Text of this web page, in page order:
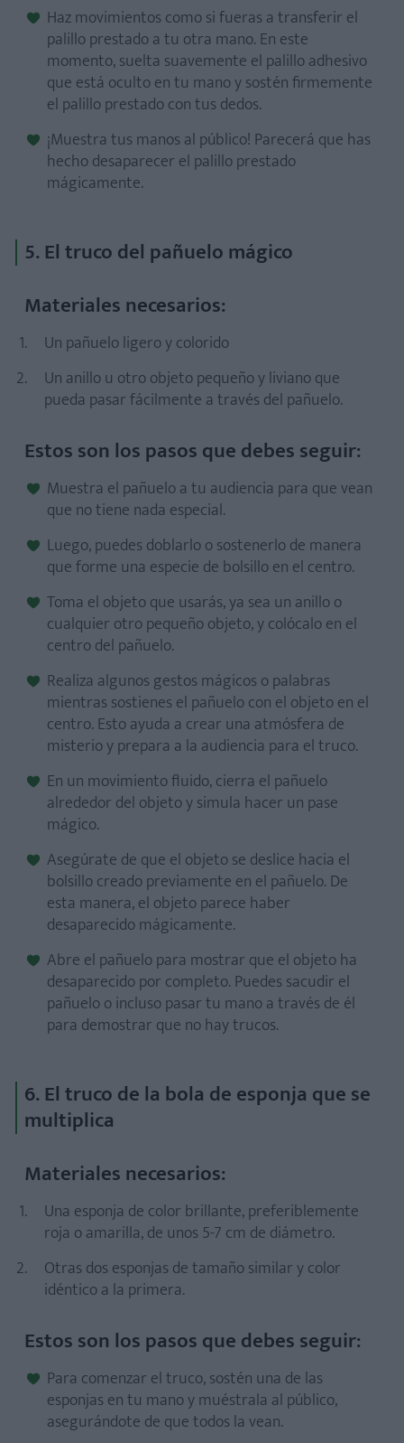
Haz movimientos como si fueras a transferir el
palillo prestado a tu otra mano. En este
momento, suelta suavemente el palillo adhesivo
que está oculto en tu mano y sostén firmemente
el palillo prestado con tus dedos.
¡Muestra tus manos al público! Parecerá que has
hecho desaparecer el palillo prestado
mágicamente.
5. El truco del pañuelo mágico
Materiales necesarios:
Un pañuelo ligero y colorido
Un anillo u otro objeto pequeño y liviano que
pueda pasar fácilmente a través del pañuelo.
Estos son los pasos que debes seguir:
Muestra el pañuelo a tu audiencia para que vean
que no tiene nada especial.
Luego, puedes doblarlo o sostenerlo de manera
que forme una especie de bolsillo en el centro.
Toma el objeto que usarás, ya sea un anillo o
cualquier otro pequeño objeto, y colócalo en el
centro del pañuelo.
Realiza algunos gestos mágicos o palabras
mientras sostienes el pañuelo con el objeto en el
centro. Esto ayuda a crear una atmósfera de
misterio y prepara a la audiencia para el truco.
En un movimiento fluido, cierra el pañuelo
alrededor del objeto y simula hacer un pase
mágico.
Asegúrate de que el objeto se deslice hacia el
bolsillo creado previamente en el pañuelo. De
esta manera, el objeto parece haber
desaparecido mágicamente.
Abre el pañuelo para mostrar que el objeto ha
desaparecido por completo. Puedes sacudir el
pañuelo o incluso pasar tu mano a través de él
para demostrar que no hay trucos.
6. El truco de la bola de esponja que se
multiplica
Materiales necesarios:
Una esponja de color brillante, preferiblemente
roja o amarilla, de unos 5-7 cm de diámetro.
Otras dos esponjas de tamaño similar y color
idéntico a la primera.
Estos son los pasos que debes seguir:
Para comenzar el truco, sostén una de las
esponjas en tu mano y muéstrala al público,
asegurándote de que todos la vean.